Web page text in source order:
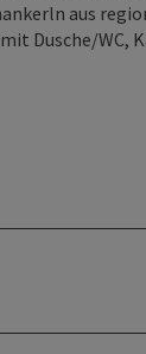
aus
Dusche/WC,